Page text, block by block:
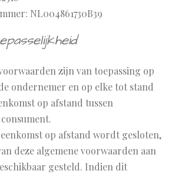
NL004861730B39
zijn van toepassing op
ondernemer en op elke tot stand
op afstand tussen
op afstand wordt gesloten,
deze algemene voorwaarden aan
gesteld. Indien dit